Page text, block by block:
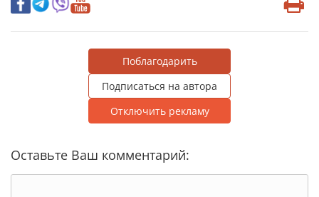
Поблагодарить
Подписаться на автора
Отключить рекламу
Оставьте Ваш комментарий: